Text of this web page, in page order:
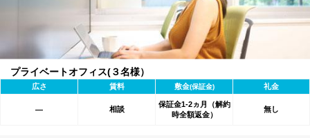
プライベートオフィス(３名様）
広さ 賃料 敷金(保証金) 礼金
― 相談
保証金1-2ヵ月（解約
時全額返金）
無し